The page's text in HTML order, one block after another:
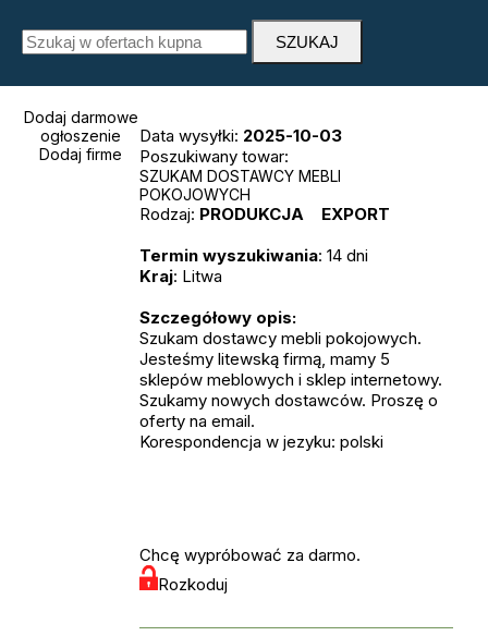
Dodaj darmowe
ogłoszenie
Dodaj firme
Data wysyłki: 2025-10-03
Poszukiwany towar:
SZUKAM DOSTAWCY MEBLI
POKOJOWYCH
Rodzaj: PRODUKCJA
EXPORT
Termin wyszukiwania: 14 dni
Kraj: Litwa
Szczegółowy opis:
Szukam dostawcy mebli pokojowych.
Jesteśmy litewską firmą, mamy 5
sklepów meblowych i sklep internetowy.
Szukamy nowych dostawców. Proszę o
oferty na email.
Korespondencja w jezyku: polski
Chcę wypróbować za darmo.
Rozkoduj